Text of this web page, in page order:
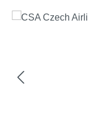
Bildergalerie